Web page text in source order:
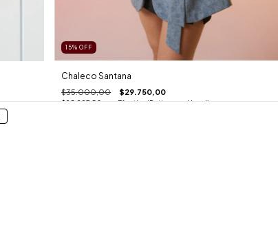
15%OFF
Chaleco Santana
$35.000,00 $29.750,00
$25.287,50conEfectivo (Retiro en el local)